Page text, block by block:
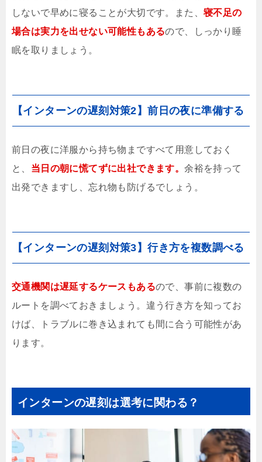
しないで早めに寝ることが大切です。また、 寝不足の
場合は実力を出せない可能性もあるので、しっかり睡
眠を取りましょう。
【インターンの遅刻対策2】前日の夜に準備する
前日の夜に洋服から持ち物まですべて用意しておく
と、 当日の朝に慌てずに出社できます。余裕を持って
出発できますし、忘れ物も防げるでしょう。
【インターンの遅刻対策3】行き方を複数調べる
交通機関は遅延するケースもあるので、事前に複数の
ルートを調べておきましょう。違う行き方を知ってお
けば、トラブルに巻き込まれても間に合う可能性があ
ります。
インターンの遅刻は選考に関わる？